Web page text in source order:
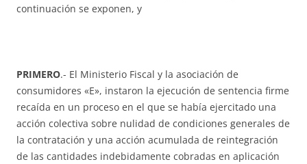
continuación se exponen, y
PRIMERO.- El Ministerio Fiscal y la asociación de
consumidores «E», instaron la ejecución de sentencia firme
recaída en un proceso en el que se había ejercitado una
acción colectiva sobre nulidad de condiciones generales de
la contratación y una acción acumulada de reintegración
de las cantidades indebidamente cobradas en aplicación